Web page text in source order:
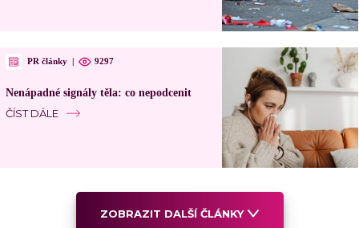
PR články 9297
Nenápadné signály těla: co nepodcenit
ČÍST DÁLE
ZOBRAZIT DALŠÍ ČLÁNKY